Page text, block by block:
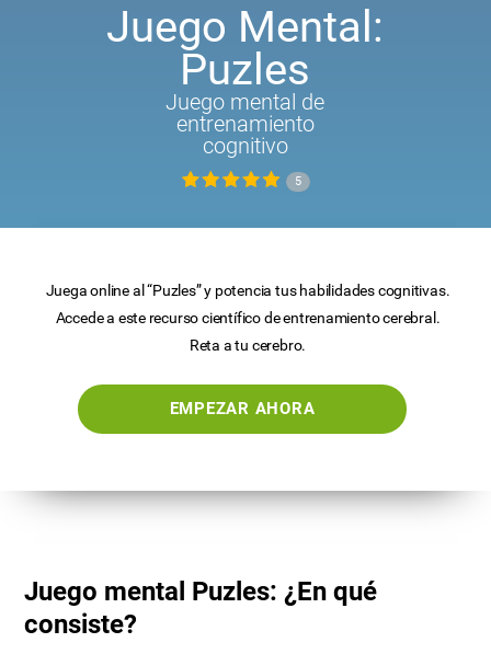
Juego Mental:
Puzles
Juego mental de
entrenamiento
cognitivo
5
Juega online al “Puzles” y potencia tus habilidades cognitivas.
Accede a este recurso científico de entrenamiento cerebral.
Reta a tu cerebro.
EMPEZAR AHORA
Juego mental Puzles: ¿En qué
consiste?